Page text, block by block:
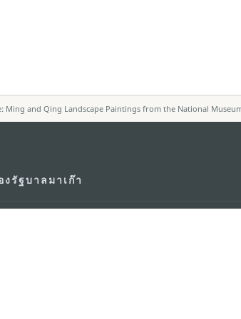
Ming and Qing Landscape Paintings from the National
รัฐบาลมาเก๊า